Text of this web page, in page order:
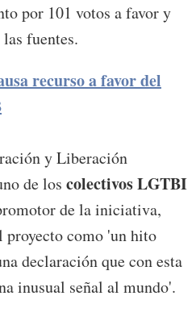
por 101 votos a favor y
fuentes.
recurso a favor del
y Liberación
de los colectivos LGTBI
de la iniciativa,
proyecto como 'un hito
declaración que con esta
inusual señal al mundo'.